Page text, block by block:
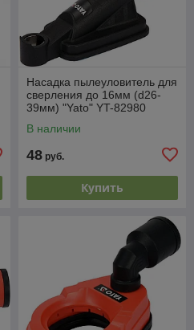
Насадка пылеуловитель для
сверления до 16мм (d26-
39мм) "Yato" YT-82980
В наличии
48 руб.
Купить